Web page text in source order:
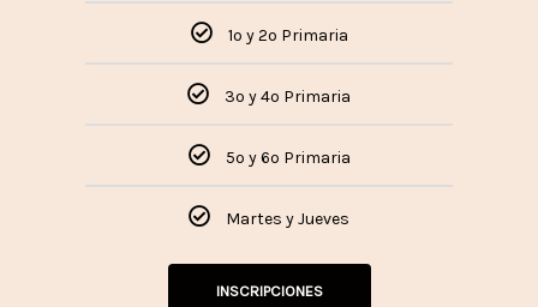
1º y 2º Primaria
3º y 4º Primaria
5º y 6º Primaria
Martes y Jueves
INSCRIPCIONES